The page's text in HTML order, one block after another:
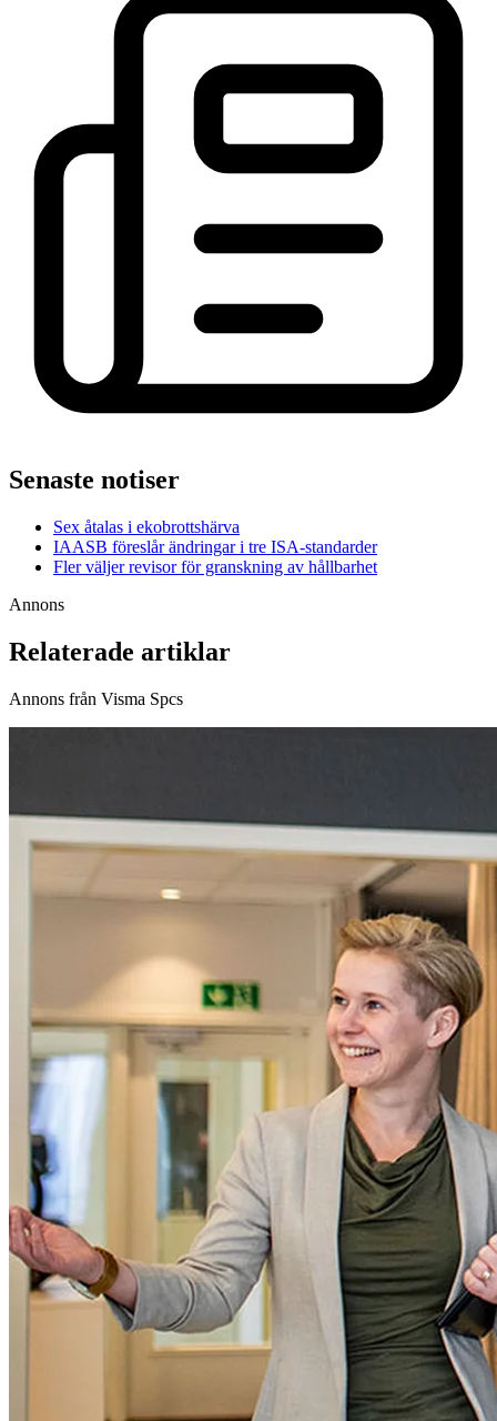
Senaste notiser
Sex åtalas i ekobrottshärva
IAASB föreslår ändringar i tre ISA-standarder
Fler väljer revisor för granskning av hållbarhet
Annons
Relaterade artiklar
Annons från Visma Spcs